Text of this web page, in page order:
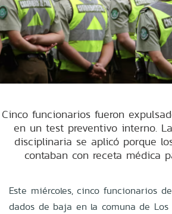
Cinco funcionarios fueron
en un test preventivo interno.
disciplinaria se aplicó porque
contaban con receta médica
Este miércoles, cinco funcionarios
dados de baja en la comuna de Los